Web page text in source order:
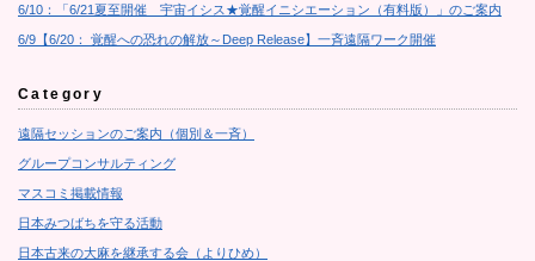
6/10：「6/21夏至開催 宇宙イシス★覚醒イニシエーション（有料版）」のご案内
6/9【6/20： 覚醒への恐れの解放～Deep Release】一斉遠隔ワーク開催
Category
遠隔セッションのご案内（個別＆一斉）
グループコンサルティング
マスコミ掲載情報
日本みつばちを守る活動
日本古来の大麻を継承する会（よりひめ）